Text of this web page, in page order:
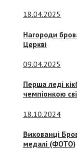
18.04.2025
Нагороди
Церкві
09.04.2025
Перша леді
чемпіонкою
18.10.2024
Вихованці
медалі (ФОТО)